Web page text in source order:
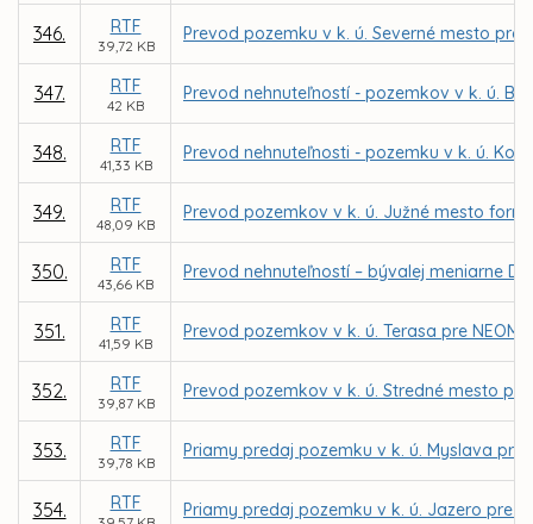
346. RTF
39,72 KB
Prevod pozemku v k. ú. Severné mesto pre
347. RTF
42 KB
Prevod nehnuteľností - pozemkov v k. ú.
348. RTF
41,33 KB
Prevod nehnuteľnosti - pozemku v k. ú.
349. RTF
48,09 KB
Prevod pozemkov v k. ú. Južné mesto
350. RTF
43,66 KB
Prevod nehnuteľností – bývalej meniarne
351. RTF
41,59 KB
Prevod pozemkov v k. ú. Terasa pre
352. RTF
39,87 KB
Prevod pozemkov v k. ú. Stredné mesto
353. RTF
39,78 KB
Priamy predaj pozemku v k. ú. Myslava
354. RTF Priamy predaj pozemku v k. ú. Jazero pre